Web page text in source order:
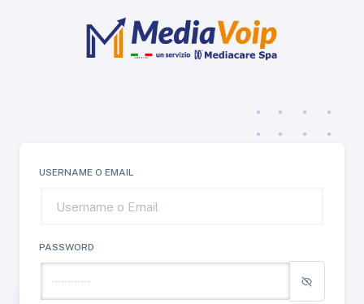
USERNAME O EMAIL
PASSWORD